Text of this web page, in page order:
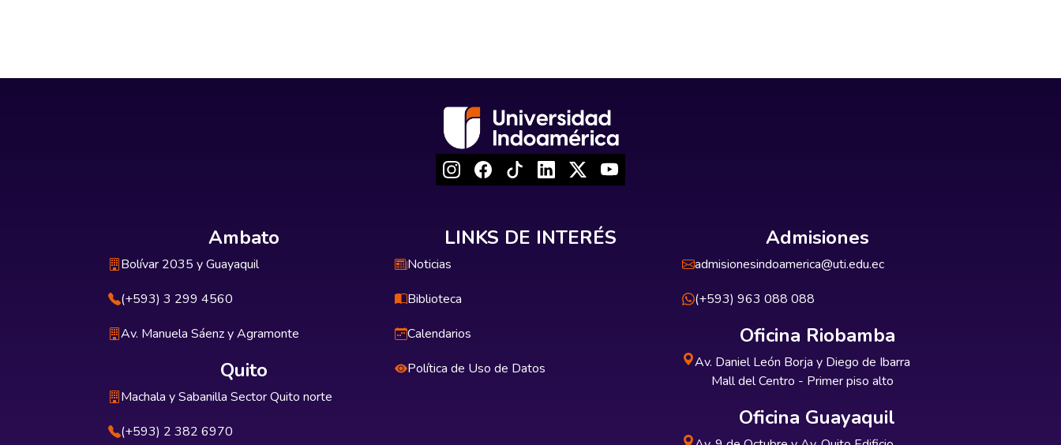
Ambato
Bolívar 2035 y Guayaquil
(+593) 3 299 4560
Av. Manuela Sáenz y Agramonte
Quito
Machala y Sabanilla Sector Quito norte
(+593) 2 382 6970
LINKS DE INTERÉS
Noticias
Biblioteca
Calendarios
Política de Uso de Datos
Admisiones
admisionesindoamerica@uti.edu.ec
(+593) 963 088 088
Oficina Riobamba
Av. Daniel León Borja y Diego de Ibarra
Mall del Centro - Primer piso alto
Oficina Guayaquil